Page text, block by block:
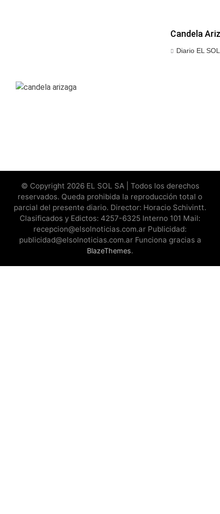
Candela
Diario EL SOL
© Copyright 2026 EL SOL SA | Todos los derechos
reservados. Queda prohibida la reproducción total o
parcial del presente diario. Director: Horacio Schivintt.
Clasificados y Edictos: 4257-6325 Interno 101 Mail:
recepcion@elsolnoticias.com.ar Publicidad:
publicidad@elsolnoticias.com.ar Funciona gracias a
BlazeThemes.